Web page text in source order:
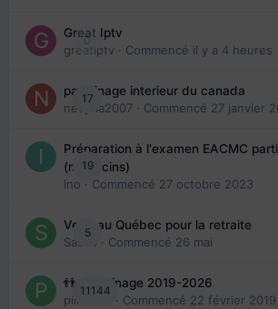
0
Great Iptv
greatiptv · Commencé il y a 4 heures
17
parrainage interieur du canada
nedjma2007 · Commencé 27 janvier
19
Préparation à l'examen EACMC
(médecins)
Ino · Commencé 27 octobre 2023
5
Venir au Québec pour la retraite
Sab74
· Commencé 26 mai
11144
👬 Parrainage 2019-2026
piinoush
· Commencé 22 février 2019